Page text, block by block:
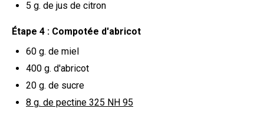
5 g. de jus de citron
Étape 4 : Compotée d'abricot
60 g. de miel
400 g. d'abricot
20 g. de sucre
8 g. de pectine 325 NH 95